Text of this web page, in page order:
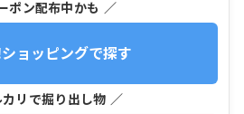
ポン配布中かも ／
ョッピングで探す
リで掘り出し物 ／